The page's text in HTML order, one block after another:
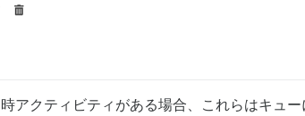
アクティビティがある場合、これらはキュ